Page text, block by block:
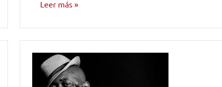
Leer más